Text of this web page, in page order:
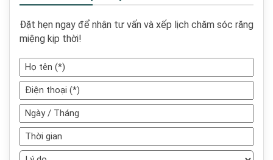
Đặt hẹn ngay để nhận tư vấn và xếp lịch chăm sóc răng
miệng kịp thời!